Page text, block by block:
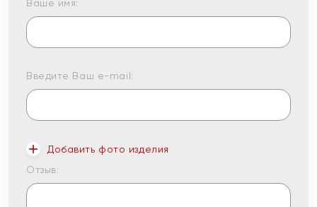
Ваше имя:
Введите Ваш e-mail:
Добавить фото изделия
Отзыв: